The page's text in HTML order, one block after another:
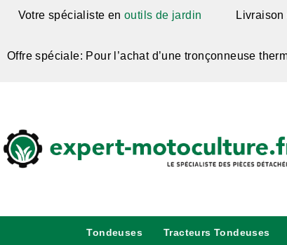
Votre spécialiste en outils de jardin
Offre spéciale: Pour l’achat d’une tronçonneuse
Tondeuses Tracteurs Tondeuses